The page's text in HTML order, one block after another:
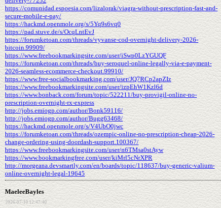
https://comunidad.espoesia.com/lizalorak/viagra-without-prescription-fast-and-
secure-mobile-e-pay/
https://hackmd.openmole.org/s/5Yq9s6vq0
https://pad.stuve.de/s/OcqLntEvJ
https://forumketoan.com/threads/vyvanse-cod-overnight-delivery-2026-
bitcoin.99909/
https://www.freebookmarkingsite.com/user/iSwp0LzYGUQF
https://forumketoan.com/threads/buy-seroquel-online-legally-via-e-payment-
2026-seamless-ecommerce-checkout.99910/
https://www.free-socialbookmarking.com/user/JQ7RCp2apZIz
https://www.freebookmarkingsite.com/user/izpEhW1Kzl6d
https://www.bonback.com/forum/topic/522211/buy-provigil-online-no-
prescription-overnight-rx-express
http://jobs.emiogp.com/author/Bonk59116/
http://jobs.emiogp.com/author/Bugg63468/
https://hackmd.openmole.org/s/V4UbO0jwc
https://forumketoan.com/threads/ozempic-online-no-prescription-cheap-2026-
change-ordering-using-doordash-support.100367/
https://www.freebookmarkingsite.com/user/n6TMsa0stAyw
https://www.bookmarkingfree.com/user/kiMrl5cNrXPR
http://morgeana.devsmartly.com/en/boards/topic/118637/buy-generic-valium-
online-overnight-legal-19645
MaeleeBayles
2026-07-10 12:47:40